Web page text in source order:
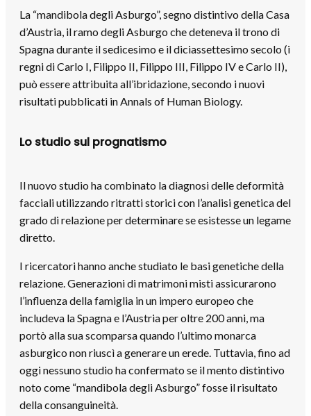
La “mandibola degli Asburgo”, segno distintivo della Casa
d’Austria, il ramo degli Asburgo che deteneva il trono di
Spagna durante il sedicesimo e il diciassettesimo secolo (i
regni di Carlo I, Filippo II, Filippo III, Filippo IV e Carlo II),
può essere attribuita all’ibridazione, secondo i nuovi
risultati pubblicati in Annals of Human Biology.
Lo studio sul prognatismo
Il nuovo studio ha combinato la diagnosi delle deformità
facciali utilizzando ritratti storici con l’analisi genetica del
grado di relazione per determinare se esistesse un legame
diretto.
I ricercatori hanno anche studiato le basi genetiche della
relazione. Generazioni di matrimoni misti assicurarono
l’influenza della famiglia in un impero europeo che
includeva la Spagna e l’Austria per oltre 200 anni, ma
portò alla sua scomparsa quando l’ultimo monarca
asburgico non riuscì a generare un erede. Tuttavia, fino ad
oggi nessuno studio ha confermato se il mento distintivo
noto come “mandibola degli Asburgo” fosse il risultato
della consanguineità.